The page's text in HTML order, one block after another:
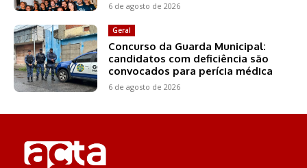
6 de agosto de 2026
Geral
Concurso da Guarda Municipal:
candidatos com deficiência são
convocados para perícia médica
6 de agosto de 2026